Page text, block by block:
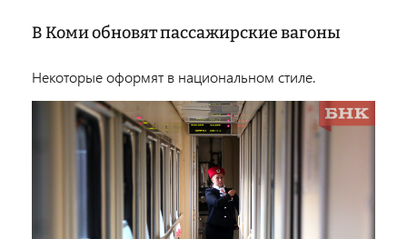
В Коми обновят пассажирские вагоны
Некоторые оформят в национальном стиле.